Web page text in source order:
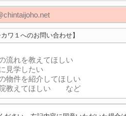
ワ１へのお問い合わせ】